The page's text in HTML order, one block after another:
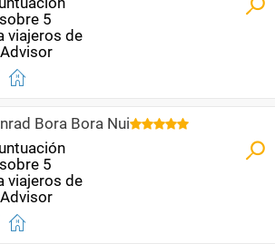
Bora Bora Nui